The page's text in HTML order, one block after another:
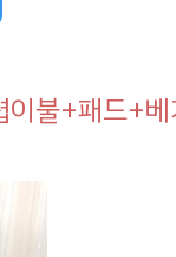
이불+패드+